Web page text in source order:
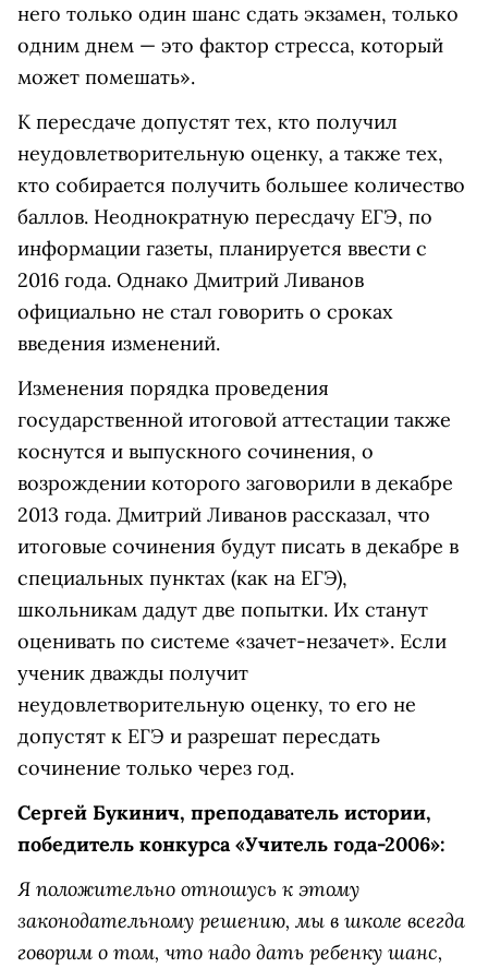
него только один шанс сдать экзамен, только
одним днем — это фактор стресса, который
может помешать».
К пересдаче допустят тех, кто получил
неудовлетворительную оценку, а также тех,
кто собирается получить большее количество
баллов. Неоднократную пересдачу ЕГЭ, по
информации газеты, планируется ввести с
2016 года. Однако Дмитрий Ливанов
официально не стал говорить о сроках
введения изменений.
Изменения порядка проведения
государственной итоговой аттестации также
коснутся и выпускного сочинения, о
возрождении которого заговорили в декабре
2013 года. Дмитрий Ливанов рассказал, что
итоговые сочинения будут писать в декабре в
специальных пунктах (как на ЕГЭ),
школьникам дадут две попытки. Их станут
оценивать по системе «зачет-незачет». Если
ученик дважды получит
неудовлетворительную оценку, то его не
допустят к ЕГЭ и разрешат пересдать
сочинение только через год.
Сергей Букинич, преподаватель истории,
победитель конкурса «Учитель года-2006»:
Я положительно отношусь к этому
законодательному решению, мы в школе всегда
говорим о том, что надо дать ребенку шанс,